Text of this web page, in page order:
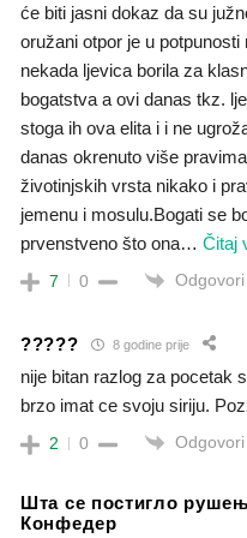
će biti jasni dokaz da su
oružani otpor je u
nekada ljevica borila za
bogatstva a ovi danas tkz.
stoga ih ova elita i i ne
danas okrenuto više
životinjskih vrsta nikako i
jemenu i mosulu.Bogati se
prvenstveno što ona… Čitaj
7 0 Odgovori
????? 8 godine prije
nije bitan razlog za pocetak
brzo imat ce svoju siriju.
2 0 Odgovori
Шта се постигло
Конфедер